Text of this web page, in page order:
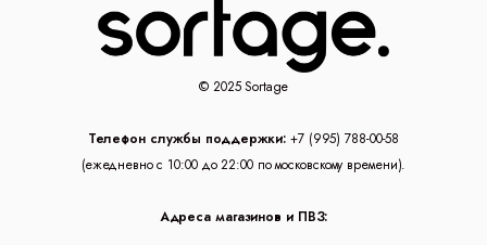
© 2025 Sortage
Телефон службы поддержки: +7 (995) 788-00-58
(ежедневно с 10:00 до 22:00 по московскому времени).
Адреса магазинов и ПВЗ: